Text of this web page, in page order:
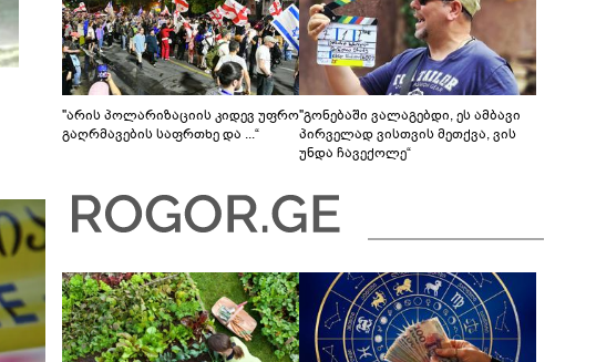
"არის პოლარიზაციის კიდევ უფრო
გაღრმავების საფრთხე და ...“
"გონებაში ვალაგებდი, ეს ამბავი
პირველად ვისთვის მეთქვა, ვის
უნდა ჩავექოლე“